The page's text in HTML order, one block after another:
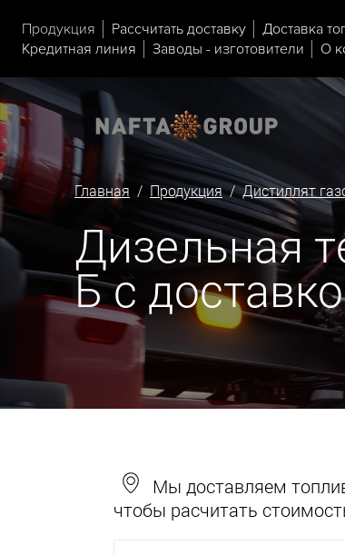
Продукция Рассчитать доставку Доставка
Кредитная линия
Заводы - изготовители О
Главная / Продукция/Дистиллят
Дизельная
Б с
Мы доставляем
чтобы расчитать